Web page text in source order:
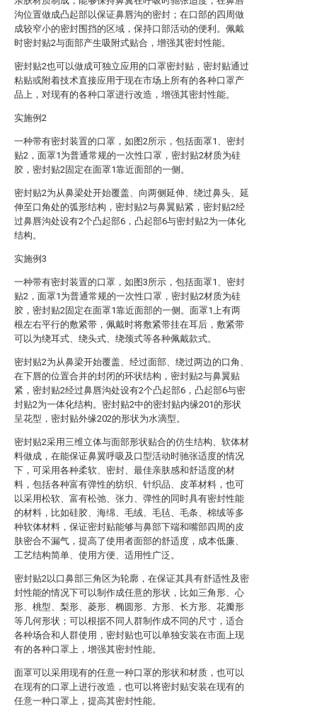
沟位置做成凸起部以保证鼻唇沟的密封；在口部的四周做
成较窄小的密封围挡的区域，保持口部活动的便利。佩戴
时密封贴2与面部产生吸附式贴合，增强其密封性能。
密封贴2也可以做成可独立应用的口罩密封贴，密封贴通过
粘贴或附着技术直接应用于现在市场上所有的各种口罩产
品上，对现有的各种口罩进行改造，增强其密封性能。
实施例2
一种带有密封装置的口罩，如图2所示，包括面罩1、密封
贴2，面罩1为普通常规的一次性口罩，密封贴2材质为硅
胶，密封贴2固定在面罩1靠近面部的一侧。
密封贴2为从鼻梁处开始覆盖、向两侧延伸、绕过鼻头、延
伸至口角处的弧形结构，密封贴2与鼻翼贴紧，密封贴2经
过鼻唇沟处设有2个凸起部6，凸起部6与密封贴2为一体化
结构。
实施例3
一种带有密封装置的口罩，如图3所示，包括面罩1、密封
贴2，面罩1为普通常规的一次性口罩，密封贴2材质为硅
胶，密封贴2固定在面罩1靠近面部的一侧。面罩1上有两
根左右平行的敷紧带，佩戴时将敷紧带挂在耳后，敷紧带
可以为绕耳式、绕头式、绕颈式等各种佩戴款式。
密封贴2为从鼻梁开始覆盖、经过面部、绕过两边的口角、
在下唇的位置合并的封闭的环状结构，密封贴2与鼻翼贴
紧，密封贴2经过鼻唇沟处设有2个凸起部6，凸起部6与密
封贴2为一体化结构。密封贴2中的密封贴内缘201的形状
呈花型，密封贴外缘202的形状为水滴型。
密封贴2采用三维立体与面部形状贴合的仿生结构、软体材
料做成，在能保证鼻翼呼吸及口型活动时驰张适度的情况
下，可采用各种柔软、密封、最佳亲肤感和舒适度的材
料，包括各种富有弹性的纺织、针织品、皮革材料，也可
以采用松软、富有松弛、张力、弹性的同时具有密封性能
的材料，比如硅胶、海绵、毛绒、毛毡、毛条、棉绒等多
种软体材料，保证密封贴能够与鼻部下端和嘴部四周的皮
肤密合不漏气，提高了使用者面部的舒适度，成本低廉、
工艺结构简单、使用方便、适用性广泛。
密封贴2以口鼻部三角区为轮廓，在保证其具有舒适性及密
封性能的情况下可以制作成任意的形状，比如三角形、心
形、桃型、梨形、菱形、椭圆形、方形、长方形、花瓣形
等几何形状；可以根据不同人群制作成不同的尺寸，适合
各种场合和人群使用，密封贴也可以单独安装在市面上现
有的各种口罩上，增强其密封性能。
面罩可以采用现有的任意一种口罩的形状和材质，也可以
在现有的口罩上进行改造，也可以将密封贴安装在现有的
任意一种口罩上，提高其密封性能。